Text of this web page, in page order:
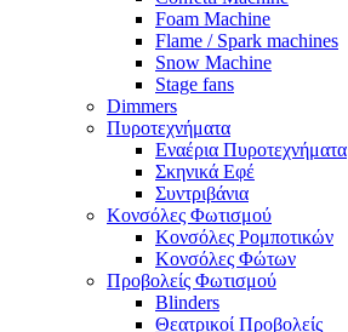
Foam Machine
Flame / Spark machines
Snow Machine
Stage fans
Dimmers
Πυροτεχνήματα
Εναέρια Πυροτεχνήματα
Σκηνικά Εφέ
Συντριβάνια
Κονσόλες Φωτισμού
Κονσόλες Ρομποτικών
Κονσόλες Φώτων
Προβολείς Φωτισμού
Blinders
Θεατρικοί Προβολείς